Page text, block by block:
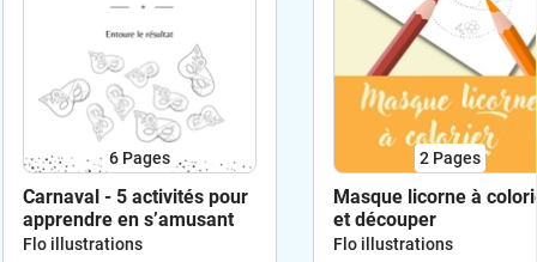
6 Pages
Carnaval - 5 activités pour
apprendre en s’amusant
Flo illustrations
2 Pages
Masque licorne à
et découper
Flo illustrations